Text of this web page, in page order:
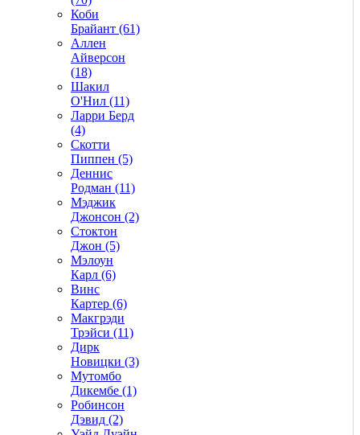
Коби
Брайант (61)
Аллен
Айверсон
(18)
Шакил
О'Нил (11)
Ларри Берд
(4)
Скотти
Пиппен (5)
Деннис
Родман (11)
Мэджик
Джонсон (2)
Стоктон
Джон (5)
Мэлоун
Карл (6)
Винс
Картер (6)
Макгрэди
Трэйси (11)
Дирк
Новицки (3)
Мутомбо
Дикембе (1)
Робинсон
Дэвид (2)